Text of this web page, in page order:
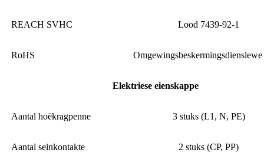
REACH SVHC Lood 7439-92-1
RoHS
Elektriese eienskappe
Aantal hoëkragpenne 3 stuks (L1, N, PE)
Aantal seinkontakte 2 stuks (CP, PP)